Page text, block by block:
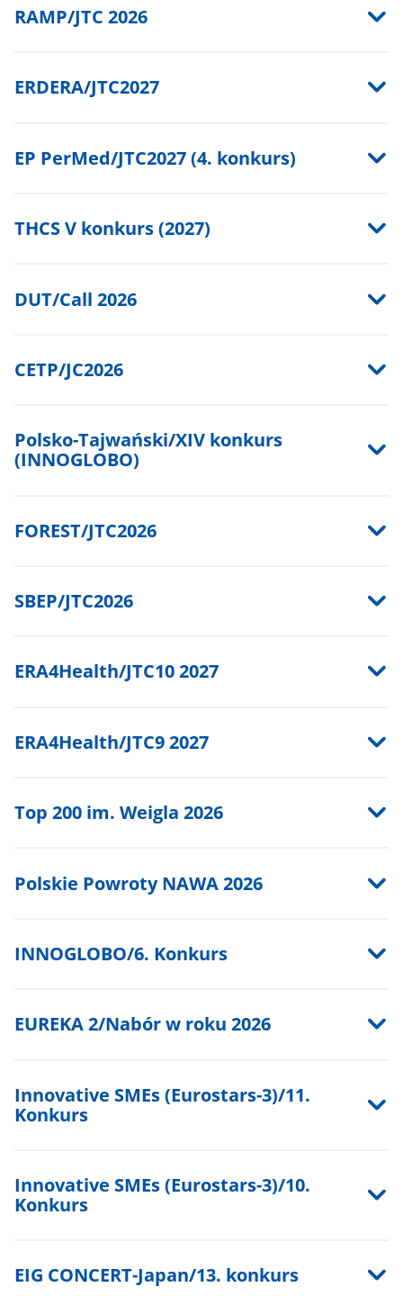
RAMP/JTC 2026
ERDERA/JTC2027
EP PerMed/JTC2027 (4. konkurs)
THCS V konkurs (2027)
DUT/Call 2026
CETP/JC2026
Polsko-Tajwański/XIV konkurs
(INNOGLOBO)
FOREST/JTC2026
SBEP/JTC2026
ERA4Health/JTC10 2027
ERA4Health/JTC9 2027
Top 200 im. Weigla 2026
Polskie Powroty NAWA 2026
INNOGLOBO/6. Konkurs
EUREKA 2/Nabór w roku 2026
Innovative SMEs (Eurostars-3)/11.
Konkurs
Innovative SMEs (Eurostars-3)/10.
Konkurs
EIG CONCERT-Japan/13. konkurs